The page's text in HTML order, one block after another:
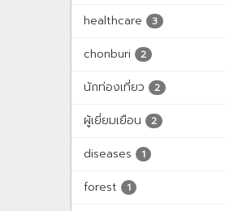
healthcare 3
chonburi 2
นักท่องเที่ยว 2
ผู้เยี่ยมเยือน 2
diseases 1
forest 1